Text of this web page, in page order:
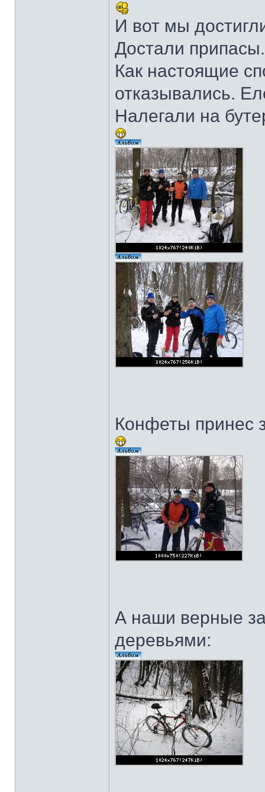
И вот мы
Достали
Как настоящие
отказывались.
Налегали на
Конфеты принес
А наши верные
деревьями: